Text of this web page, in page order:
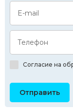
E-mail
Телефон
Согласие на